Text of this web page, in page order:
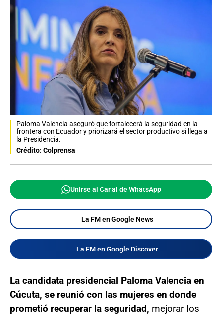
Paloma Valencia aseguró que fortalecerá la seguridad en la
frontera con Ecuador y priorizará el sector productivo si llega a
la Presidencia.
Crédito: Colprensa
Unirse al Canal de WhatsApp
La FM en Google News
La FM en Google Discover
La candidata presidencial Paloma Valencia en
Cúcuta, se reunió con las mujeres en donde
prometió recuperar la seguridad, mejorar los